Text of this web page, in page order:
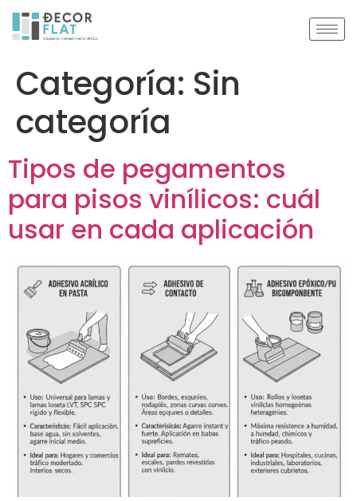
Categoría: Sin
categoría
Tipos de pegamentos
para pisos vinílicos: cuál
usar en cada aplicación